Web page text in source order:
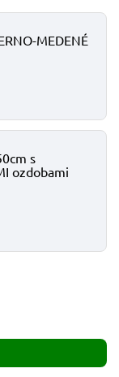
MEDENÉ
s
ozdobami